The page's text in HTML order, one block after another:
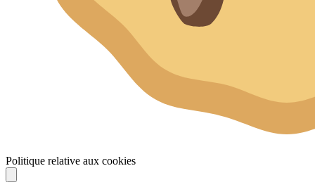
Politique relative aux cookies